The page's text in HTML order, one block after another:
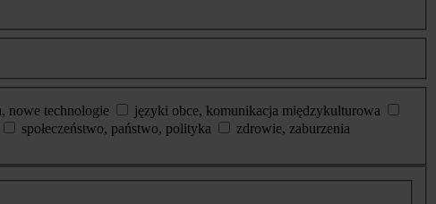
nowe technologie
języki obce, komunikacja międzykulturowa
społeczeństwo, państwo, polityka
zdrowie, zaburzenia